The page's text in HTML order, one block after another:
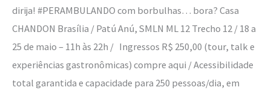
dirija! #PERAMBULANDO com borbulhas… bora? Casa
CHANDON Brasília / Patú Anú, SMLN ML 12 Trecho 12 / 18 a
25 de maio – 11h às 22h / Ingressos R$ 250,00 (tour, talk e
experiências gastronômicas) compre aqui / Acessibilidade
total garantida e capacidade para 250 pessoas/dia, em